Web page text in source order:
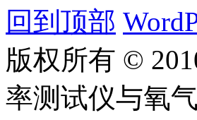
回到顶部
版权所有 ©
率测试仪与氧